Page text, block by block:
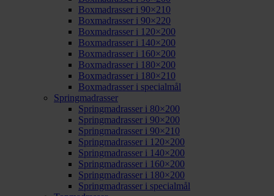
Boxmadrasser i 90×210
Boxmadrasser i 90×220
Boxmadrasser i 120×200
Boxmadrasser i 140×200
Boxmadrasser i 160×200
Boxmadrasser i 180×200
Boxmadrasser i 180×210
Boxmadrasser i specialmål
Springmadrasser
Springmadrasser i 80×200
Springmadrasser i 90×200
Springmadrasser i 90×210
Springmadrasser i 120×200
Springmadrasser i 140×200
Springmadrasser i 160×200
Springmadrasser i 180×200
Springmadrasser i specialmål